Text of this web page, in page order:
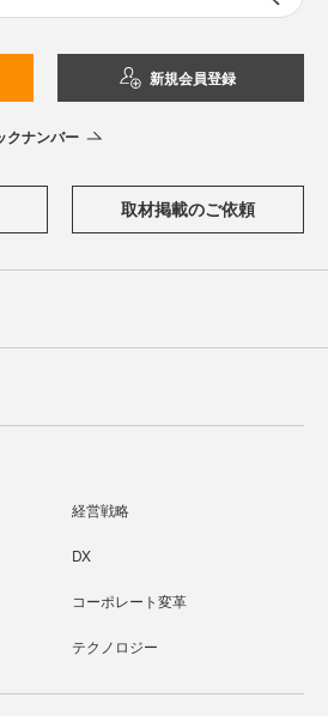
新規会員登録
クナンバー
取材掲載のご依頼
経営戦略
DX
コーポレート変革
テクノロジー